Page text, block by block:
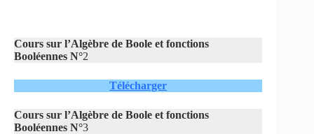
Cours sur l’Algèbre de Boole et fonctions
Booléennes N°2
Télécharger
Cours sur l’Algèbre de Boole et fonctions
Booléennes N°3